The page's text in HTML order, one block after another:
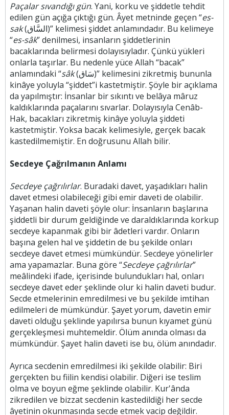
Paçalar sıvandığı gün. Yani, korku ve şiddetle tehdit
edilen gün açığa çıktığı gün. Âyet metninde geçen “es-
sak(السَّاق)” kelimesi şiddet anlamındadır. Bu kelimeye
“es-sâk” denilmesi, insanların şiddetlerinin
bacaklarında belirmesi dolayısıyladır. Çünkü yükleri
onlarla taşırlar. Bu nedenle yüce Allah “bacak”
anlamındaki “sâk(سَاق)” kelimesini zikretmiş bununla
kinâye yoluyla “şiddet”i kastetmiştir. Şöyle bir açıklama
da yapılmıştır: İnsanlar bir sıkıntı ve belâya mâruz
kaldıklarında paçalarını sıvarlar. Dolayısıyla Cenâb-
Hak, bacakları zikretmiş kinâye yoluyla şiddeti
kastetmiştir. Yoksa bacak kelimesiyle, gerçek bacak
kastedilmemiştir. En doğrusunu Allah bilir.
Secdeye Çağrılmanın Anlamı
Secdeye çağrılırlar. Buradaki davet, yaşadıkları halin
davet etmesi olabileceği gibi emir daveti de olabilir.
Yaşanan halin daveti şöyle olur: İnsanların başlarına
şiddetli bir durum geldiğinde ve daraldıklarında korkup
secdeye kapanmak gibi bir âdetleri vardır. Onların
başına gelen hal ve şiddetin de bu şekilde onları
secdeye davet etmesi mümkündür. Secdeye yönelirler
ama yapamazlar. Buna göre “Secdeye çağrılırlar”
meâlindeki ifade, içerisinde bulundukları hal, onları
secdeye davet eder şeklinde olur ki halin daveti budur.
Secde etmelerinin emredilmesi ve bu şekilde imtihan
edilmeleri de mümkündür. Şayet yorum, davetin emir
daveti olduğu şeklinde yapılırsa bunun kıyamet günü
gerçekleşmesi muhtemeldir. Ölüm anında olması da
mümkündür. Şayet halin daveti ise bu, ölüm anındadır.
Ayrıca secdenin emredilmesi iki şekilde olabilir: Biri
gerçekten bu fiilin kendisi olabilir. Diğeri ise teslim
olma ve boyun eğme şeklinde olabilir. Kur'ânda
zikredilen ve bizzat secdenin kastedildiği her secde
âyetinin okunmasında secde etmek vacip değildir.